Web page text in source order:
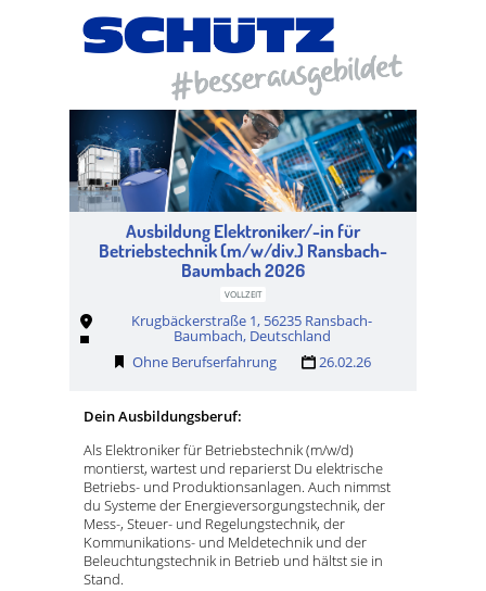
Ausbildung Elektroniker/-in für
Betriebstechnik (m/w/div.) Ransbach-
Baumbach 2026
VOLLZEIT
Krugbäckerstraße 1, 56235 Ransbach-
Baumbach, Deutschland
Ohne Berufserfahrung
26.02.26
Dein Ausbildungsberuf:
Als Elektroniker für Betriebstechnik (m/w/d)
montierst, wartest und reparierst Du elektrische
Betriebs- und Produktionsanlagen. Auch nimmst
du Systeme der Energieversorgungstechnik, der
Mess-, Steuer- und Regelungstechnik, der
Kommunikations- und Meldetechnik und der
Beleuchtungstechnik in Betrieb und hältst sie in
Stand.